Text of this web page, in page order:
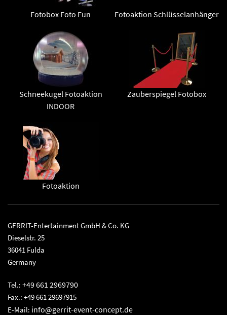
Fotobox Foto Fun Fotoaktion Schlüsselanhänger
Schneekugel Fotoaktion
INDOOR
Zauberspiegel Fotobox
Fotoaktion
GERRIT-Entertainment GmbH & Co. KG
Dieselstr. 25
36041 Fulda
Germany
Tel.: +49 661 2969790
Fax.: +49 661 29697915
E-Mail: info@gerrit-event-concept.de